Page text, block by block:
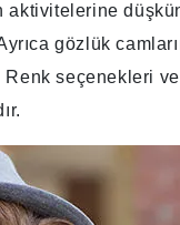
aktivitelerine
gözlük
Renk seçenekleri